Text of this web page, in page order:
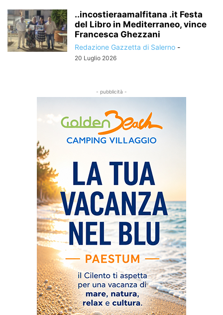
..incostieraamalfitana .it Festa
del Libro in Mediterraneo, vince
Francesca Ghezzani
Redazione Gazzetta di Salerno -
20 Luglio 2026
- pubblicità -